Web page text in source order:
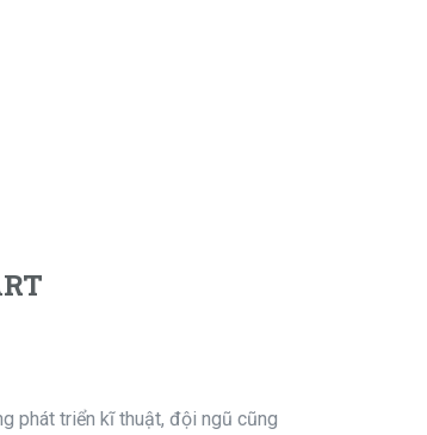
phát triển kĩ thuật, đội ngũ cũng